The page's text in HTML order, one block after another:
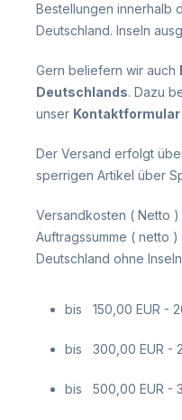
Bestellungen innerhalb
Deutschland. Inseln
Gern beliefern wir auch
Deutschlands. Dazu
unser
Der Versand erfolgt
sperrigen Artikel über
Versandkosten ( Netto
Auftragssumme ( netto
Deutschland ohne
bis 150,00 EUR -
bis 300,00 EUR -
bis 500,00 EUR -